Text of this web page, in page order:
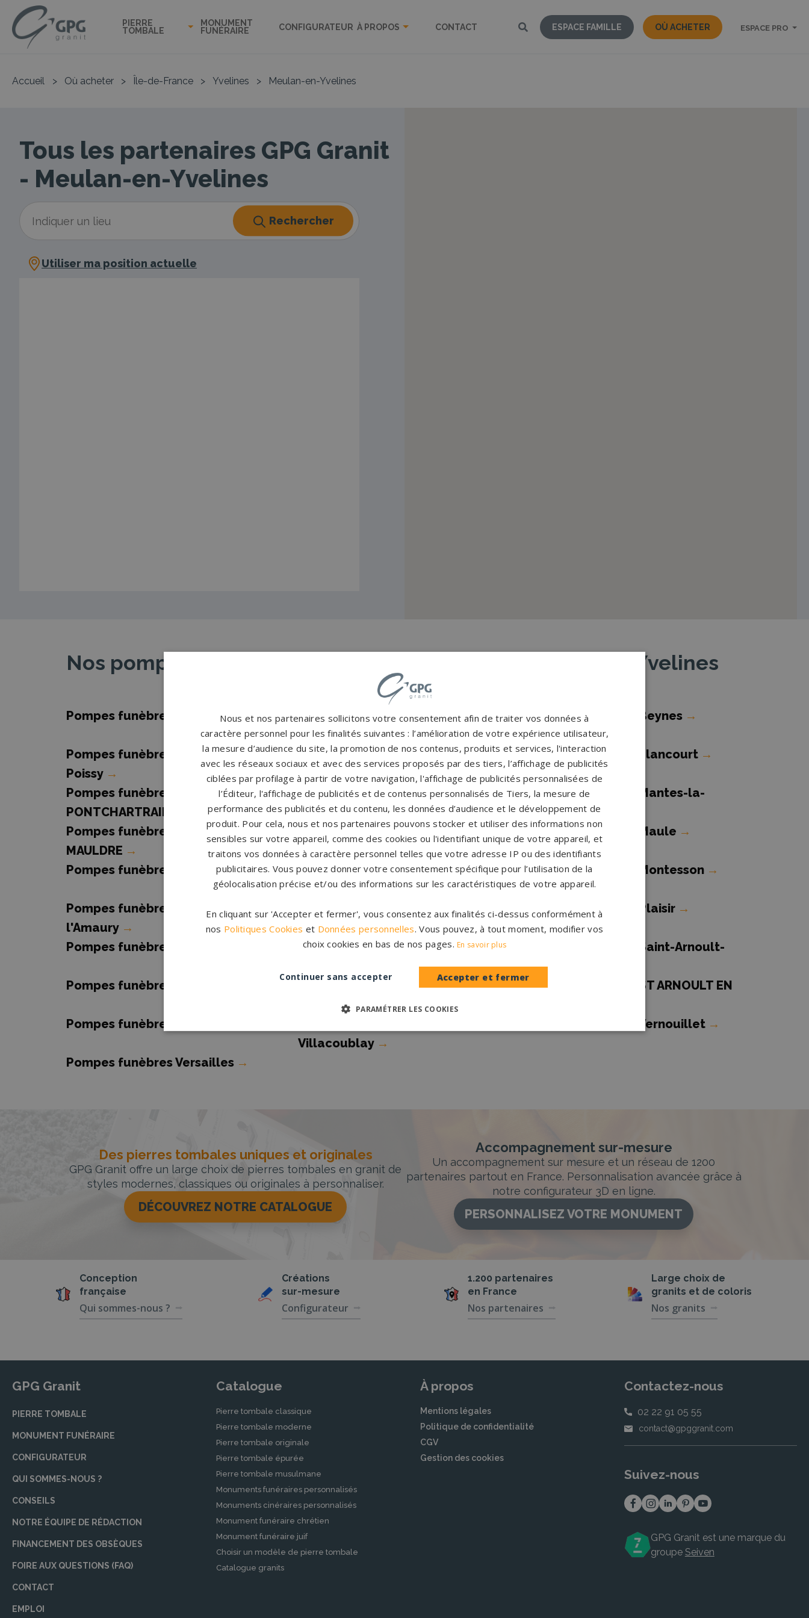
PIERRE
TOMBALE
MONUMENT
FUNÉRAIRE
CONFIGURATEUR À PROPOS CONTACT ESPACE FAMILLE OÙ ACHETER ESPACE PRO
Accueil > Où acheter > Île-de-France > Yvelines > Meulan-en-Yvelines
Tous les partenaires GPG Granit
- Meulan-en-Yvelines
Rechercher
Utiliser ma position actuelle
Nos pompes funèbres et marbriers autour de Meulan-en-Yvelines
Pompes funèbres Achères →
Pompes funèbres
AUBERGENVILLE→
Pompes funèbres Beynes →
Pompes funèbres Carrières-sous-
Poissy →
Pompes funèbres Conflans-Sainte-
Honorine →
Pompes funèbres Élancourt →
Pompes funèbres JOUARS
PONTCHARTRAIN
Pompes funèbres Les Mureaux→
Pompes funèbres Mantes-la-
Jolie→
Pompes funèbres MAREIL SUR
MAULDRE →
Pompes funèbres Marly-le-Roi → Pompes funèbres Maule →
Pompes funèbres Maurepas →
Pompes funèbres Meulan-en-
Yvelines→
Pompes funèbres Montesson →
Pompes funèbres Montfort-
l'Amaury →
Pompes funèbres NOISY LE ROI → Pompes funèbres Plaisir →
Pompes funèbres Poissy Pompes funèbres Rambouillet→
Pompes funèbres Saint-Arnoult-
en-Yvelines
Pompes funèbres Sartrouville
Pompes funèbres Septeuil→
Pompes funèbres ST ARNOULT EN
Pompes funèbres Triel-sur-Seine
Villacoublay →
Pompes funèbres Vernouillet →
Pompes funèbres Versailles →
Des pierres tombales uniques et originales
GPG Granit offre un large choix de pierres tombales en granit de
styles modernes, classiques ou originales à personnaliser.
DÉCOUVREZ NOTRE CATALOGUE
Accompagnement sur-mesure
Un accompagnement sur mesure et un réseau de 1200
partenaires partout en France. Personnalisation avancée grâce à
notre configurateur 3D en ligne.
PERSONNALISEZ VOTRE MONUMENT
Conception
française
Qui sommes-nous ?
Créations
sur-mesure
Configurateur
1.200 partenaires
en France
Nos partenaires
Large choix de
granits et de coloris
Nos granits
GPG Granit
PIERRE TOMBALE
MONUMENT FUNÉRAIRE
CONFIGURATEUR
QUI SOMMES-NOUS ?
CONSEILS
NOTRE ÉQUIPE DE RÉDACTION
FINANCEMENT DES OBSÈQUES
FOIRE AUX QUESTIONS (FAQ)
CONTACT
EMPLOI
Catalogue
Pierre tombale classique
Pierre tombale moderne
Pierre tombale originale
Pierre tombale épurée
Pierre tombale musulmane
Monuments funéraires personnalisés
Monuments cinéraires personnalisés
Monument funéraire chrétien
Monument funéraire juif
Choisir un modèle de pierre tombale
Catalogue granits
À propos
Mentions légales
Politique de confidentialité
CGV
Gestion des cookies
Contactez-nous
02 22 91 05 55
contact@gpggranit.com
Suivez-nous
GPG Granit est une marque du
groupe Seiven
Nous et nos partenaires sollicitons votre consentement afin de traiter vos données à
caractère personnel pour les finalités suivantes : l’amélioration de votre expérience utilisateur,
la mesure d’audience du site, la promotion de nos contenus, produits et services, l'interaction
avec les réseaux sociaux et avec des services proposés par des tiers, l’affichage de publicités
ciblées par profilage à partir de votre navigation, l'affichage de publicités personnalisées de
l’Éditeur, l'affichage de publicités et de contenus personnalisés de Tiers, la mesure de
performance des publicités et du contenu, les données d’audience et le développement de
produit. Pour cela, nous et nos partenaires pouvons stocker et utiliser des informations non
sensibles sur votre appareil, comme des cookies ou l'identifiant unique de votre appareil, et
traitons vos données à caractère personnel telles que votre adresse IP ou des identifiants
publicitaires. Vous pouvez donner votre consentement spécifique pour l’utilisation de la
géolocalisation précise et/ou des informations sur les caractéristiques de votre appareil.
En cliquant sur 'Accepter et fermer', vous consentez aux finalités ci-dessus conformément à
nos Politiques Cookies et Données personnelles. Vous pouvez, à tout moment, modifier vos
choix cookies en bas de nos pages. En savoir plus
Accepter et fermer
Continuer sans accepter
PARAMÉTRER LES COOKIES